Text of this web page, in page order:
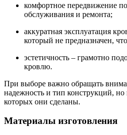
комфортное передвижение
обслуживания и ремонта;
аккуратная эксплуатация
который не предназначен,
эстетичность – грамотно
кровлю.
При выборе важно обращать
надежность и тип конструкций,
которых они сделаны.
Материалы изготовления